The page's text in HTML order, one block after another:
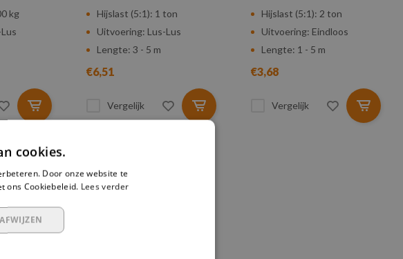
kg
Hijslast (5:1): 1 ton
Uitvoering: Lus-Lus
Lengte: 3 - 5 m
€6,51
Vergelijk
Hijslast (5:1): 2 ton
Uitvoering: Eindloos
Lengte: 1 - 5 m
€3,68
Vergelijk
cookies.
Door onze website te
ons Cookiebeleid. Lees verder